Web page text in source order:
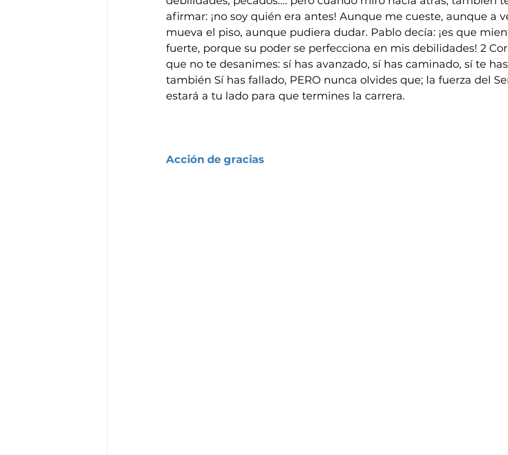
afirmar: ¡no soy quién era antes! Aunque me cueste, aunque a
mueva el piso, aunque pudiera dudar. Pablo decía: ¡es que
fuerte, porque su poder se perfecciona en mis debilidades! 2
que no te desanimes: sí has avanzado, sí has caminado, sí te
también Sí has fallado, PERO nunca olvides que; la fuerza del
estará a tu lado para que termines la carrera.
Acción de gracias